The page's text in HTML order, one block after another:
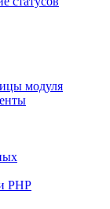
модуля
PHP